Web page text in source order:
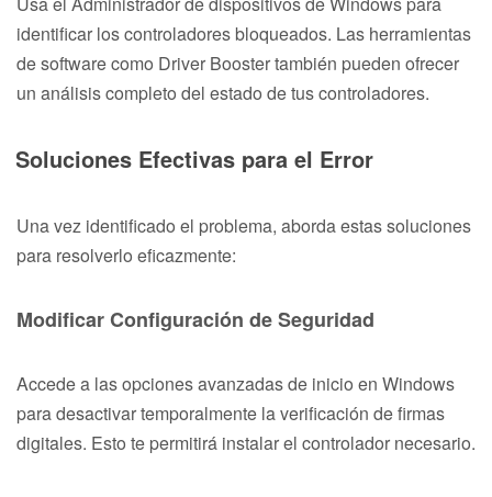
identificar los controladores bloqueados. Las herramientas
de software como Driver Booster también pueden ofrecer
un análisis completo del estado de tus controladores.
Soluciones Efectivas para el Error
Una vez identificado el problema, aborda estas soluciones
para resolverlo eficazmente:
Modificar Configuración de Seguridad
Accede a las opciones avanzadas de inicio en Windows
para desactivar temporalmente la verificación de firmas
digitales. Esto te permitirá instalar el controlador necesario.